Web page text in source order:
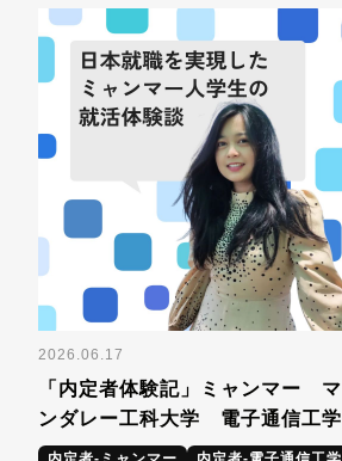
2026.06.17
「内定者体験記」ミャンマー マ
ンダレー工科大学 電子通信工学